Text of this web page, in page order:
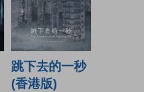
跳下去的一秒
(香港版)